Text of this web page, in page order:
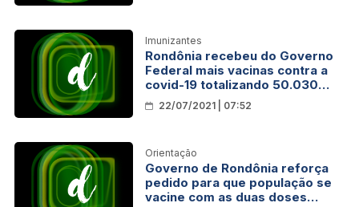
Imunizantes
Rondônia recebeu do Governo
Federal mais vacinas contra a
covid-19 totalizando 50.030
doses nesta quarta-feira, 21
22/07/2021 | 07:52
Orientação
Governo de Rondônia reforça
pedido para que população se
vacine com as duas doses